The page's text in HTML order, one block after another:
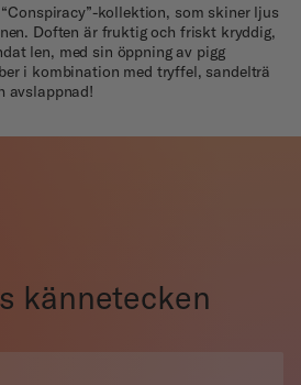
kollektion, som skiner ljus
Doften är fruktig och friskt kryddig,
len, med sin öppning av pigg
i kombination med tryffel, sandelträ
avslappnad!
kännetecken